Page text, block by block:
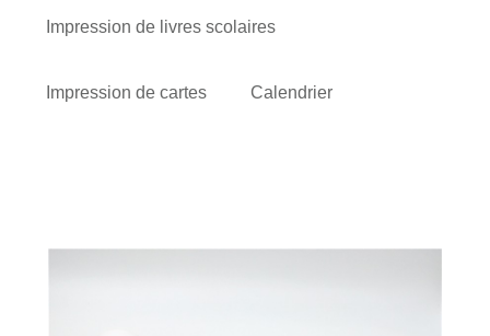
Impression de livres scolaires
Impression de cartes Calendrier